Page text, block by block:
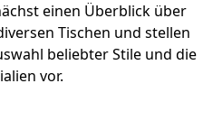
einen Überblick über
Tischen und stellen
beliebter Stile und die
vor.